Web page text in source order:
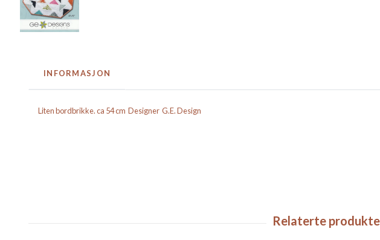
INFORMASJON
Liten bordbrikke. ca 54 cm Designer G.E. Design